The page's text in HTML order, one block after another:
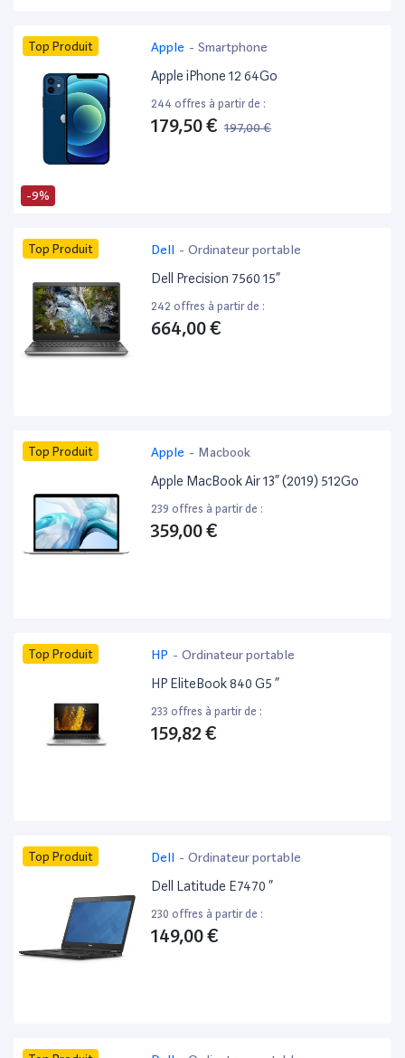
-9%
Top Produit Apple - Smartphone
Apple iPhone 12 64Go
244 offres à partir de :
179,50 € 197,00 €
Top Produit Dell - Ordinateur portable
Dell Precision 7560 15”
242 offres à partir de :
664,00 €
Top Produit Apple - Macbook
Apple MacBook Air 13” (2019) 512Go
239 offres à partir de :
359,00 €
Top Produit HP - Ordinateur portable
HP EliteBook 840 G5 ”
233 offres à partir de :
159,82 €
Top Produit Dell - Ordinateur portable
Dell Latitude E7470 ”
230 offres à partir de :
149,00 €